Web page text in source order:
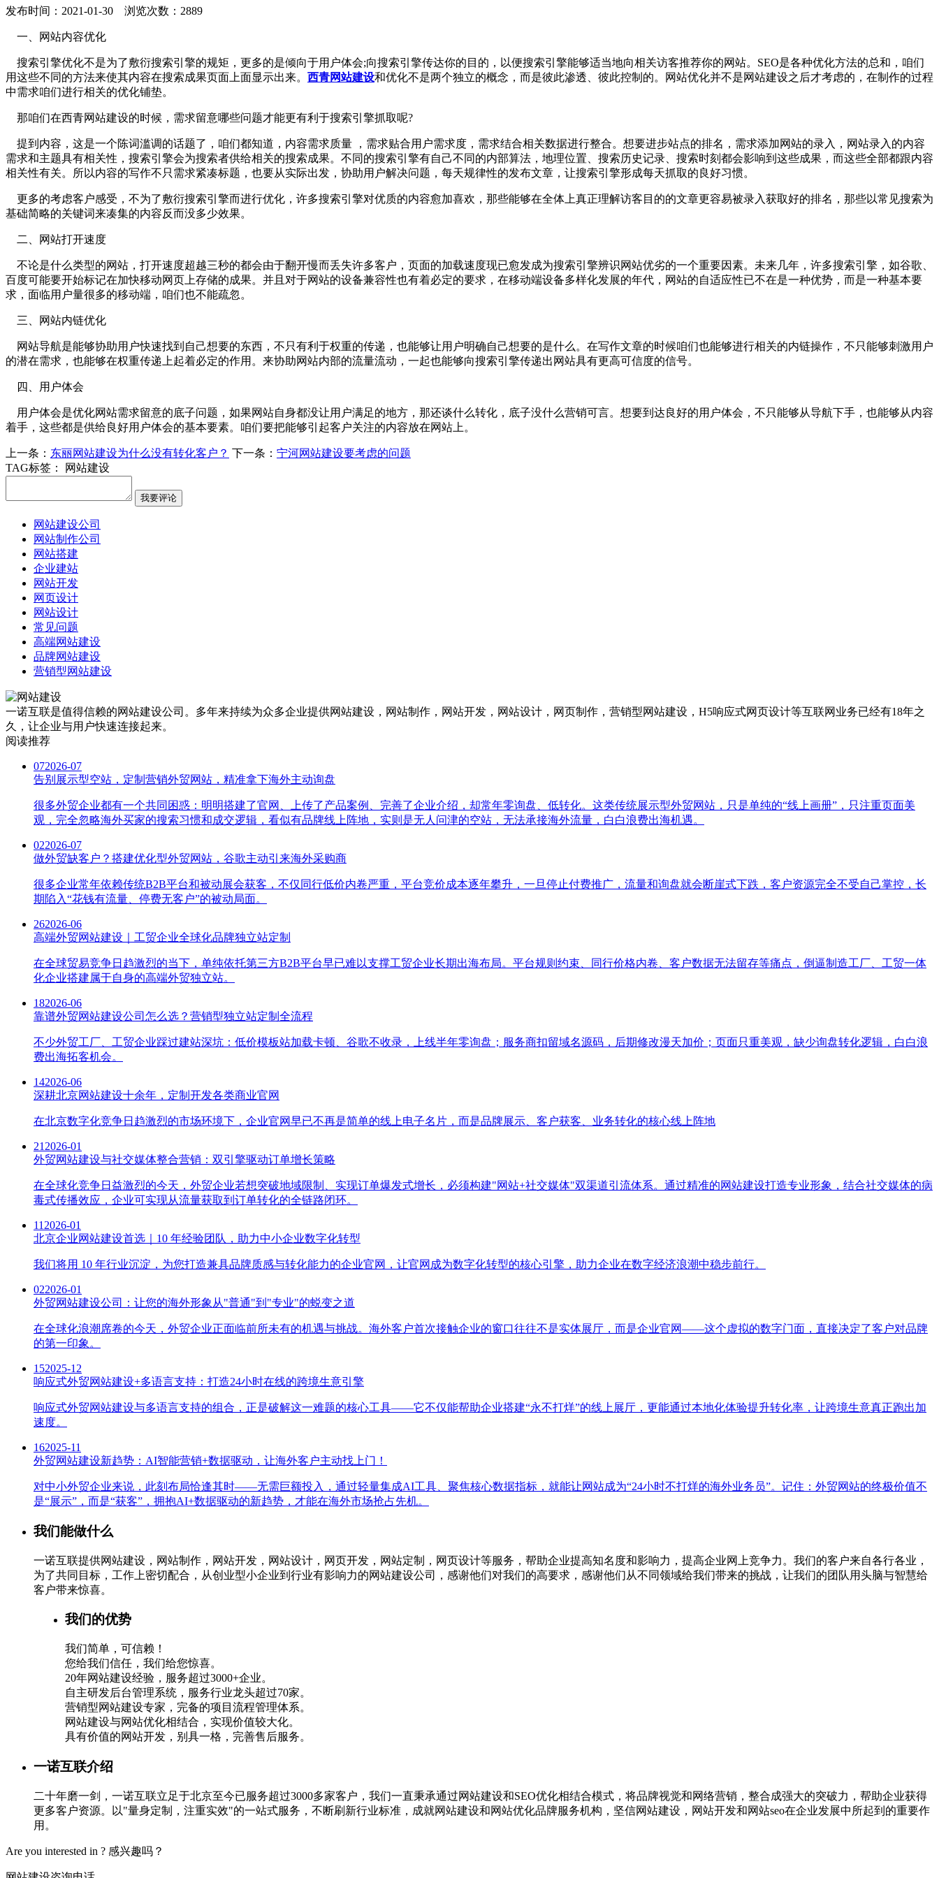
发布时间：2021-01-30 浏览次数：2889
一、网站内容优化
搜索引擎优化不是为了敷衍搜索引擎的规矩，更多的是倾向于用户体会;向搜索引擎传达你的目的，以便搜索引擎能够适当地向相关访客推荐你的网站。SEO是各种优化方法的总和，咱们
用这些不同的方法来使其内容在搜索成果页面上面显示出来。 西青网站建设和优化不是两个独立的概念，而是彼此渗透、彼此控制的。网站优化并不是网站建设之后才考虑的，在制作的过程
中需求咱们进行相关的优化铺垫。
那咱们在西青网站建设的时候，需求留意哪些问题才能更有利于搜索引擎抓取呢?
提到内容，这是一个陈词滥调的话题了，咱们都知道，内容需求质量 ，需求贴合用户需求度，需求结合相关数据进行整合。想要进步站点的排名，需求添加网站的录入，网站录入的内容
需求和主题具有相关性，搜索引擎会为搜索者供给相关的搜索成果。不同的搜索引擎有自己不同的内部算法，地理位置、搜索历史记录、搜索时刻都会影响到这些成果，而这些全部都跟内容
相关性有关。所以内容的写作不只需求紧凑标题，也要从实际出发，协助用户解决问题，每天规律性的发布文章，让搜索引擎形成每天抓取的良好习惯。
更多的考虑客户感受，不为了敷衍搜索引擎而进行优化，许多搜索引擎对优质的内容愈加喜欢，那些能够在全体上真正理解访客目的的文章更容易被录入获取好的排名，那些以常见搜索为
基础简略的关键词来凑集的内容反而没多少效果。
二、网站打开速度
不论是什么类型的网站，打开速度超越三秒的都会由于翻开慢而丢失许多客户，页面的加载速度现已愈发成为搜索引擎辨识网站优劣的一个重要因素。未来几年，许多搜索引擎，如谷歌、
百度可能要开始标记在加快移动网页上存储的成果。并且对于网站的设备兼容性也有着必定的要求，在移动端设备多样化发展的年代，网站的自适应性已不在是一种优势，而是一种基本要
求，面临用户量很多的移动端，咱们也不能疏忽。
三、网站内链优化
网站导航是能够协助用户快速找到自己想要的东西，不只有利于权重的传递，也能够让用户明确自己想要的是什么。在写作文章的时候咱们也能够进行相关的内链操作，不只能够刺激用户
的潜在需求，也能够在权重传递上起着必定的作用。来协助网站内部的流量流动，一起也能够向搜索引擎传递出网站具有更高可信度的信号。
四、用户体会
用户体会是优化网站需求留意的底子问题，如果网站自身都没让用户满足的地方，那还谈什么转化，底子没什么营销可言。想要到达良好的用户体会，不只能够从导航下手，也能够从内容
着手，这些都是供给良好用户体会的基本要素。咱们要把能够引起客户关注的内容放在网站上。
上一条： 东丽网站建设为什么没有转化客户？ 下一条： 宁河网站建设要考虑的问题
TAG标签：
网站建设
网站建设公司
网站制作公司
网站搭建
企业建站
网站开发
网页设计
网站设计
常见问题
高端网站建设
品牌网站建设
营销型网站建设
一诺互联是值得信赖的网站建设公司。多年来持续为众多企业提供网站建设，网站制作，网站开发，网站设计，网页制作，营销型网站建设，H5响应式网页设计等互联网业务已经有18年之
久，让企业与用户快速连接起来。
阅读推荐
072026-07
告别展示型空站，定制营销外贸网站，精准拿下海外主动询盘
很多外贸企业都有一个共同困惑：明明搭建了官网、上传了产品案例、完善了企业介绍，却常年零询盘、低转化。这类传统展示型外贸网站，只是单纯的“线上画册”，只注重页面美
观，完全忽略海外买家的搜索习惯和成交逻辑，看似有品牌线上阵地，实则是无人问津的空站，无法承接海外流量，白白浪费出海机遇。
022026-07
做外贸缺客户？搭建优化型外贸网站，谷歌主动引来海外采购商
很多企业常年依赖传统B2B平台和被动展会获客，不仅同行低价内卷严重，平台竞价成本逐年攀升，一旦停止付费推广，流量和询盘就会断崖式下跌，客户资源完全不受自己掌控，长
期陷入“花钱有流量、停费无客户”的被动局面。
262026-06
高端外贸网站建设｜工贸企业全球化品牌独立站定制
在全球贸易竞争日趋激烈的当下，单纯依托第三方B2B平台早已难以支撑工贸企业长期出海布局。平台规则约束、同行价格内卷、客户数据无法留存等痛点，倒逼制造工厂、工贸一体
化企业搭建属于自身的高端外贸独立站。
182026-06
靠谱外贸网站建设公司怎么选？营销型独立站定制全流程
不少外贸工厂、工贸企业踩过建站深坑：低价模板站加载卡顿、谷歌不收录，上线半年零询盘；服务商扣留域名源码，后期修改漫天加价；页面只重美观，缺少询盘转化逻辑，白白浪
费出海拓客机会。
142026-06
深耕北京网站建设十余年，定制开发各类商业官网
在北京数字化竞争日趋激烈的市场环境下，企业官网早已不再是简单的线上电子名片，而是品牌展示、客户获客、业务转化的核心线上阵地
21 2026-01
外贸网站建设与社交媒体整合营销：双引擎驱动订单增长策略
在全球化竞争日益激烈的今天，外贸企业若想突破地域限制、实现订单爆发式增长，必须构建"网站+社交媒体"双渠道引流体系。通过精准的网站建设打造专业形象，结合社交媒体的病
毒式传播效应，企业可实现从流量获取到订单转化的全链路闭环。
11 2026-01
北京企业网站建设首选｜10 年经验团队，助力中小企业数字化转型
我们将用 10 年行业沉淀，为您打造兼具品牌质感与转化能力的企业官网，让官网成为数字化转型的核心引擎，助力企业在数字经济浪潮中稳步前行。
022026-01
外贸网站建设公司：让您的海外形象从"普通"到"专业"的蜕变之道
在全球化浪潮席卷的今天，外贸企业正面临前所未有的机遇与挑战。海外客户首次接触企业的窗口往往不是实体展厅，而是企业官网——这个虚拟的数字门面，直接决定了客户对品牌
的第一印象。
152025-12
响应式外贸网站建设+多语言支持：打造24小时在线的跨境生意引擎
响应式外贸网站建设与多语言支持的组合，正是破解这一难题的核心工具——它不仅能帮助企业搭建“永不打烊”的线上展厅，更能通过本地化体验提升转化率，让跨境生意真正跑出加
速度。
162025-11
外贸网站建设新趋势：AI智能营销+数据驱动，让海外客户主动找上门！
对中小外贸企业来说，此刻布局恰逢其时——无需巨额投入，通过轻量集成AI工具、聚焦核心数据指标，就能让网站成为“24小时不打烊的海外业务员”。记住：外贸网站的终极价值不
是“展示”，而是“获客”，拥抱AI+数据驱动的新趋势，才能在海外市场抢占先机。
我们能做什么
一诺互联提供网站建设，网站制作，网站开发，网站设计，网页开发，网站定制，网页设计等服务，帮助企业提高知名度和影响力，提高企业网上竞争力。我们的客户来自各行各业，
为了共同目标，工作上密切配合，从创业型小企业到行业有影响力的网站建设公司，感谢他们对我们的高要求，感谢他们从不同领域给我们带来的挑战，让我们的团队用头脑与智慧给
客户带来惊喜。
我们的优势
我们简单，可信赖！
您给我们信任，我们给您惊喜。
20年网站建设经验，服务超过3000+企业。
自主研发后台管理系统，服务行业龙头超过70家。
营销型网站建设专家，完备的项目流程管理体系。
网站建设与网站优化相结合，实现价值较大化。
具有价值的网站开发，别具一格，完善售后服务。
一诺互联介绍
二十年磨一剑，一诺互联立足于北京至今已服务超过3000多家客户，我们一直秉承通过网站建设和SEO优化相结合模式，将品牌视觉和网络营销，整合成强大的突破力，帮助企业获得
更多客户资源。以"量身定制，注重实效"的一站式服务，不断刷新行业标准，成就网站建设和网站优化品牌服务机构，坚信网站建设，网站开发和网站seo在企业发展中所起到的重要作
用。
Are you interested in ? 感兴趣吗？